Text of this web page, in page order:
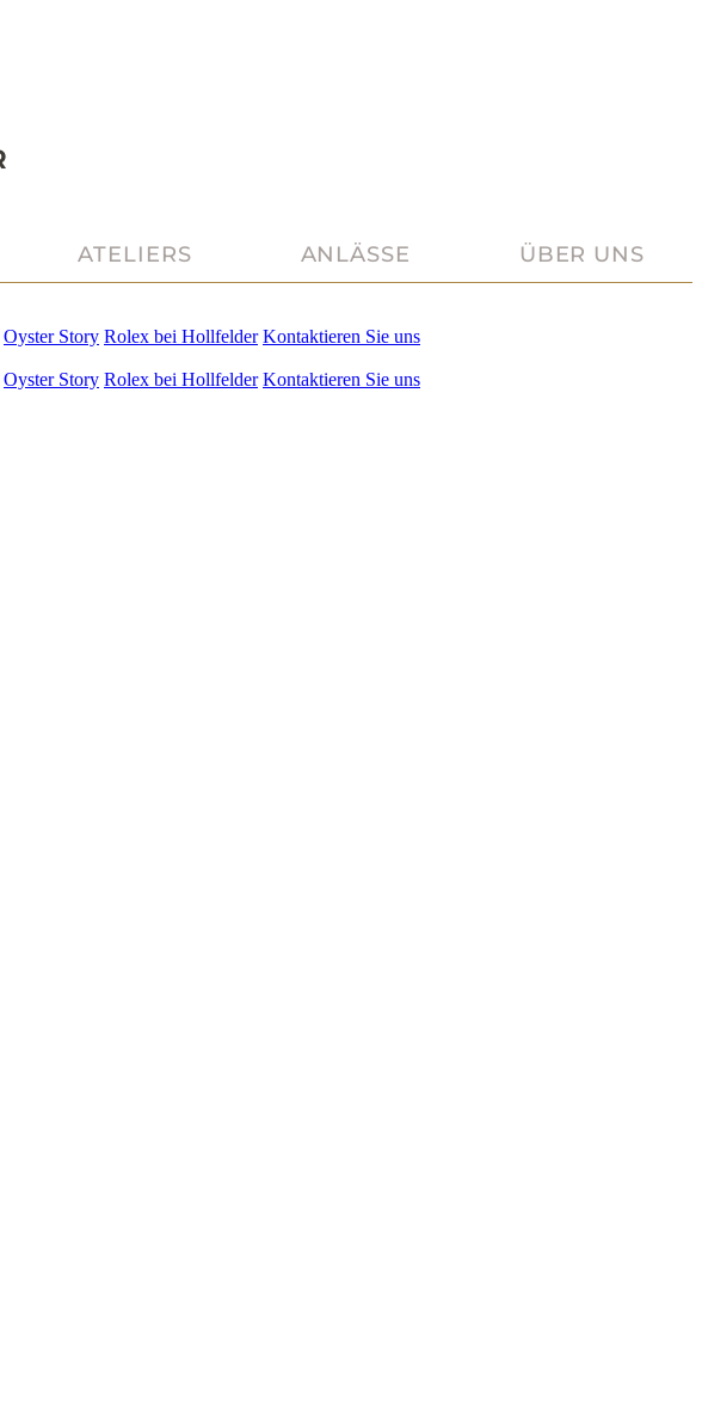
ATELIERS ANLÄSSE ÜBER UNS
Oyster Story Rolex bei Hollfelder Kontaktieren Sie uns
Oyster Story Rolex bei Hollfelder Kontaktieren Sie uns